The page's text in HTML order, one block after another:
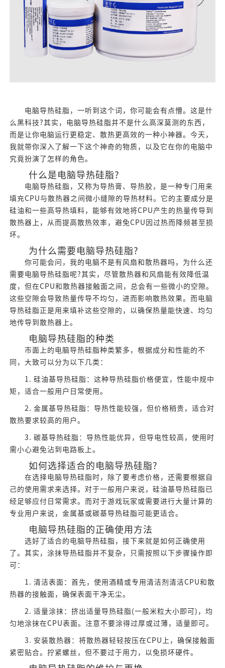
电脑导热硅脂，一听到这个词，你可能会有点懵。这是什
么黑科技?其实，电脑导热硅脂并不是什么高深莫测的东西，
而是让你电脑运行更稳定、散热更高效的一种小神器。今天，
我就带你深入了解一下这个神奇的物质，以及它在你的电脑中
究竟扮演了怎样的角色。
什么是电脑导热硅脂?
电脑导热硅脂，又称为导热膏、导热胶，是一种专门用来
填充CPU与散热器之间微小缝隙的导热材料。它的主要成分是
硅油和一些高导热填料，能够有效地将CPU产生的热量传导到
散热器上，从而提高散热效率，避免CPU因过热而降频甚至损
坏。
为什么需要电脑导热硅脂?
你可能会问，我的电脑不是有风扇和散热器吗，为什么还
需要电脑导热硅脂呢?其实，尽管散热器和风扇能有效降低温
度，但在CPU和散热器接触面之间，总会有一些微小的空隙。
这些空隙会导致热量传导不均匀，进而影响散热效果。而电脑
导热硅脂正是用来填补这些空隙的，以确保热量能快速、均匀
地传导到散热器上。
电脑导热硅脂的种类
市面上的电脑导热硅脂种类繁多，根据成分和性能的不
同，大致可以分为以下几类：
1. 硅油基导热硅脂：这种导热硅脂价格便宜，性能中规中
矩，适合一般用户日常使用。
2. 金属基导热硅脂：导热性能较强，但价格稍贵，适合对
散热要求较高的用户。
3. 碳基导热硅脂：导热性能优异，但导电性较高，使用时
需小心避免沾到电路板上。
如何选择适合的电脑导热硅脂?
在选择电脑导热硅脂时，除了要考虑价格，还需要根据自
己的使用需求来选择。对于一般用户来说，硅油基导热硅脂已
经足够应付日常需求。而对于游戏玩家或需要进行大量计算的
专业用户来说，金属基或碳基导热硅脂可能更适合。
电脑导热硅脂的正确使用方法
选好了适合的电脑导热硅脂，接下来就是如何正确使用
了。其实，涂抹导热硅脂并不复杂，只需按照以下步骤操作即
可：
1. 清洁表面：首先，使用酒精或专用清洁剂清洁CPU和散
热器的接触面，确保表面干净无尘。
2. 适量涂抹：挤出适量导热硅脂(一般米粒大小即可)，均
匀地涂抹在CPU表面。注意不要涂得过厚或过薄，适量即可。
3. 安装散热器：将散热器轻轻按压在CPU上，确保接触面
紧密贴合。拧紧螺丝，但不要过于用力，以免损坏硬件。